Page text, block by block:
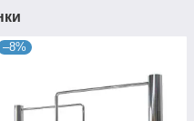
–8%